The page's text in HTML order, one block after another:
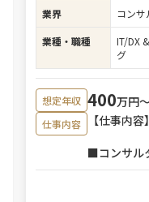
業界
コンサ
業種・職種
IT/DX
グ
想定年収 400万円〜
仕事内容
【仕事内容】
■コンサル